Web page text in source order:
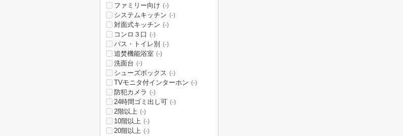
ファミリー向け (-)
システムキッチン (-)
対面式キッチン (-)
コンロ３口 (-)
バス・トイレ別 (-)
追焚機能浴室 (-)
洗面台 (-)
シューズボックス (-)
TVモニタ付インターホン (-)
防犯カメラ (-)
24時間ゴミ出し可 (-)
2階以上 (-)
10階以上 (-)
20階以上 (-)